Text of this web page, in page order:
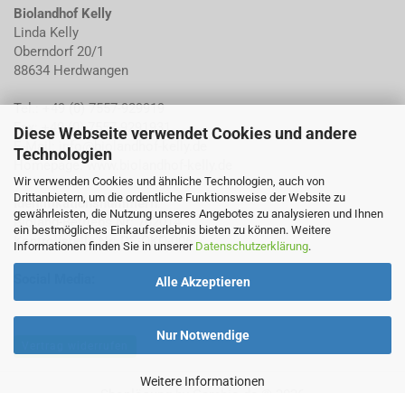
Diese Webseite verwendet Cookies und andere
Technologien
Wir verwenden Cookies und ähnliche Technologien, auch von
Drittanbietern, um die ordentliche Funktionsweise der Website zu
gewährleisten, die Nutzung unseres Angebotes zu analysieren und Ihnen
ein bestmögliches Einkaufserlebnis bieten zu können. Weitere
Informationen finden Sie in unserer Datenschutzerklärung.
Alle Akzeptieren
Nur Notwendige
Weitere Informationen
Biolandhof Kelly
Linda Kelly
Oberndorf 20/1
88634 Herdwangen
Tel.: +49 (0) 7557-929919
Fax: +49 (0) 7557-9291931
E-Mail:
info@biolandhof-kelly.de
Homepage:www.biolandhof-kelly.de
Identifikationsnummern:
Bioland-Betriebs Nr: 702014
Kontrollstelle Nr: DE-ÖKO-006